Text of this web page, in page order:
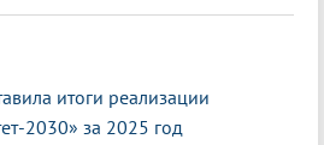
итоги реализации
2030» за 2025 год